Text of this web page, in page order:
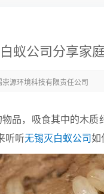
蚁公司分享家
源环境科技有限责任公司
品，吸食其中的木
听听无锡灭白蚁公司如